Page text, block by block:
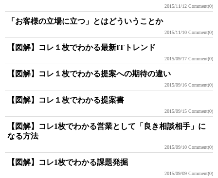
2015/11/12 Comment(0)
「お客様の立場に立つ」とはどういうことか
2015/11/10 Comment(0)
【図解】コレ１枚でわかる最新ITトレンド
2015/09/17 Comment(0)
【図解】コレ１枚でわかる提案への期待の違い
2015/09/16 Comment(0)
【図解】コレ１枚でわかる提案書
2015/09/15 Comment(0)
【図解】コレ1枚でわかる営業として「良き相談相手」に
なる方法
2015/09/10 Comment(0)
【図解】コレ1枚でわかる課題発掘
2015/09/09 Comment(0)